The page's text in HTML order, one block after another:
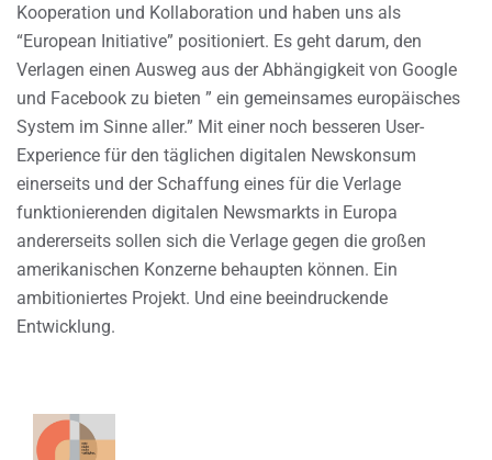
Kooperation und Kollaboration und haben uns als
“European Initiative” positioniert. Es geht darum, den
Verlagen einen Ausweg aus der Abhängigkeit von Google
und Facebook zu bieten ” ein gemeinsames europäisches
System im Sinne aller.” Mit einer noch besseren User-
Experience für den täglichen digitalen Newskonsum
einerseits und der Schaffung eines für die Verlage
funktionierenden digitalen Newsmarkts in Europa
andererseits sollen sich die Verlage gegen die großen
amerikanischen Konzerne behaupten können. Ein
ambitioniertes Projekt. Und eine beeindruckende
Entwicklung.